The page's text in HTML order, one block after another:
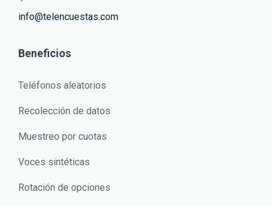
info@telencuestas.com
Beneficios
Teléfonos aleatorios
Recolección de datos
Muestreo por cuotas
Voces sintéticas
Rotación de opciones